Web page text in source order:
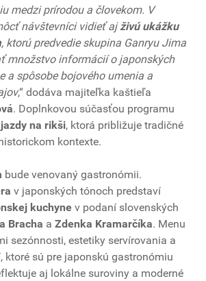
medzi prírodou a človekom. V
návštevníci vidieť ajživú ukážku
, ktorú predvedie skupina Ganryu Jima
množstvo informácií o japonských
a spôsobe bojového umenia a
,“ dodáva majiteľka kaštieľa
. Doplnkovou súčasťou programu
jazdy na rikši, ktorá približuje tradičné
kontexte.
bude venovaný gastronómii.
v japonských tónoch predstaví
kuchyne v podaní slovenských
Bracha a Zdenka Kramarčíka. Menu
sezónnosti, estetiky servírovania a
ktoré sú pre japonskú gastronómiu
aj lokálne suroviny a moderné